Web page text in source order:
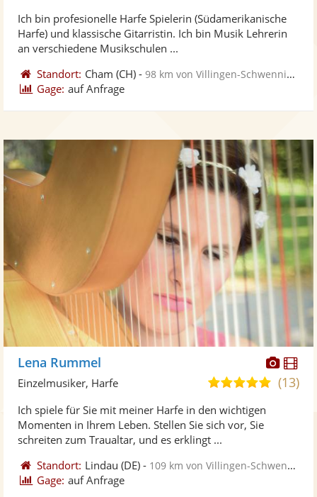
Fotos
5
Ich bin profesionelle Harfe Spielerin (Südamerikanische
Harfe) und klassische Gitarristin. Ich bin Musik Lehrerin
an verschiedene Musikschulen ...
Standort: Cham (CH) -98 km von Villingen-Schwenningen
Gage: auf Anfrage
Lena Rummel
5,0(13)
Einzelmusiker, Harfe
Ich spiele für Sie mit meiner Harfe in den wichtigen
Momenten in Ihrem Leben. Stellen Sie sich vor, Sie
schreiten zum Traualtar, und es erklingt ...
Standort: Lindau (DE) - 109 km von Villingen-Schwenningen
Gage: auf Anfrage